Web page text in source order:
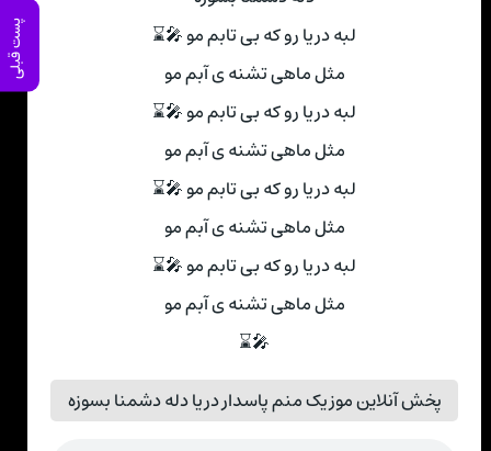
پست قبلی
لبه دریا رو که بی تابم مو 🎤⌛
مثل ماهی تشنه ی آبم مو
لبه دریا رو که بی تابم مو 🎤⌛
مثل ماهی تشنه ی آبم مو
لبه دریا رو که بی تابم مو 🎤⌛
مثل ماهی تشنه ی آبم مو
لبه دریا رو که بی تابم مو 🎤⌛
مثل ماهی تشنه ی آبم مو
🎤⌛
پخش آنلاین موزیک منم پاسدار دریا دله دشمنا بسوزه